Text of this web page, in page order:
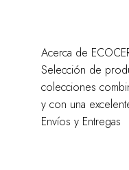
Acerca de
Selección de
colecciones
y con una
Envíos y Entregas